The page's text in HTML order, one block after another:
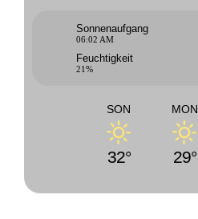
Sonnenaufgang
06:02 AM
Feuchtigkeit
21%
SON
32°
MON
29°